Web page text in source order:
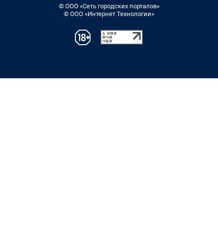
© ООО «Сеть городских порталов»
© ООО «Интернет Технологии»